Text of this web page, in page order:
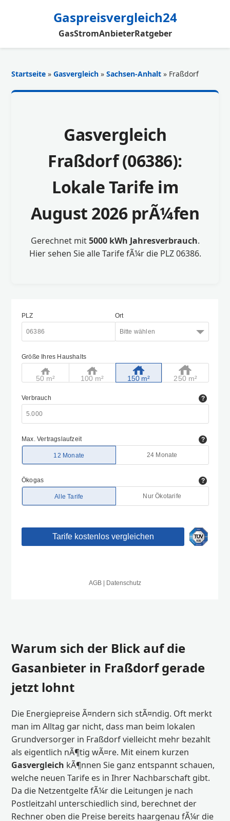
Gaspreisvergleich24
GasStromAnbieterRatgeber
Startseite »Gasvergleich »Sachsen-Anhalt » Fraßdorf
Gasvergleich
Fraßdorf (06386):
Lokale Tarife im
August 2026 prÃ¼fen
Gerechnet mit5000 kWh Jahresverbrauch.
Hier sehen Sie alle Tarife fÃ¼r die PLZ 06386.
Warum sich der Blick auf die
Gasanbieter in Fraßdorf gerade
jetzt lohnt
Die Energiepreise Ã¤ndern sich stÃ¤ndig. Oft merkt
man im Alltag gar nicht, dass man beim lokalen
Grundversorger in Fraßdorf vielleicht mehr bezahlt
als eigentlich nÃ¶tig wÃ¤re. Mit einem kurzen
Gasvergleich kÃ¶nnen Sie ganz entspannt schauen,
welche neuen Tarife es in Ihrer Nachbarschaft gibt.
Da die Netzentgelte fÃ¼r die Leitungen je nach
Postleitzahl unterschiedlich sind, berechnet der
Rechner oben die Preise bereits haargenau fÃ¼r die